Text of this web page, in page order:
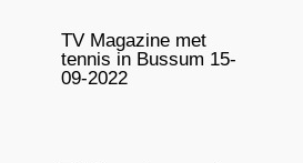
TV Magazine met
tennis in Bussum 15-
09-2022